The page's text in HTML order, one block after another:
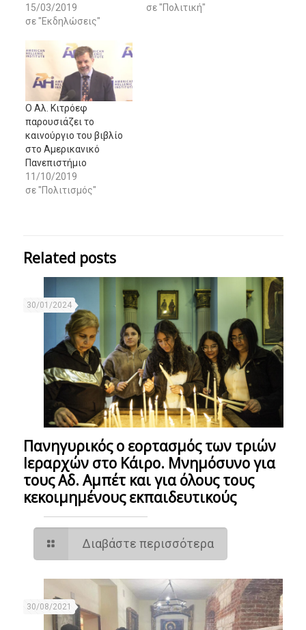
15/03/2019
σε "Εκδηλώσεις"
σε "Πολιτική"
Ο Αλ. Κιτρόεφ
παρουσιάζει το
καινούργιο του βιβλίο
στο Αμερικανικό
Πανεπιστήμιο
11/10/2019
σε "Πολιτισμός"
Related posts
30/01/2024
Πανηγυρικός ο εορτασμός των τριών
Ιεραρχών στο Κάιρο. Μνημόσυνο για
τους Αδ. Αμπέτ και για όλους τους
κεκοιμημένους εκπαιδευτικούς
Διαβάστε περισσότερα
30/08/2021